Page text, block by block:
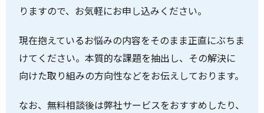
りますので、お気軽にお申し込みください。
現在抱えているお悩みの内容をそのまま正直にぶちま
けてください。本質的な課題を抽出し、その解決に
向けた取り組みの方向性などをお伝えしております。
なお、無料相談後は弊社サービスをおすすめしたり、